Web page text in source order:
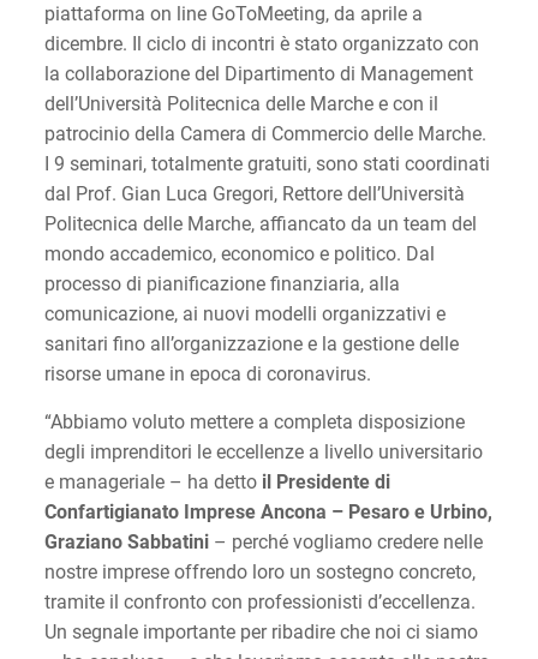
piattaforma on line GoToMeeting, da aprile a
dicembre. Il ciclo di incontri è stato organizzato con
la collaborazione del Dipartimento di Management
dell’Università Politecnica delle Marche e con il
patrocinio della Camera di Commercio delle Marche.
I 9 seminari, totalmente gratuiti, sono stati coordinati
dal Prof. Gian Luca Gregori, Rettore dell’Università
Politecnica delle Marche, affiancato da un team del
mondo accademico, economico e politico. Dal
processo di pianificazione finanziaria, alla
comunicazione, ai nuovi modelli organizzativi e
sanitari fino all’organizzazione e la gestione delle
risorse umane in epoca di coronavirus.
“Abbiamo voluto mettere a completa disposizione
degli imprenditori le eccellenze a livello universitario
e manageriale – ha detto il Presidente di
Confartigianato Imprese Ancona – Pesaro e Urbino,
Graziano Sabbatini– perché vogliamo credere nelle
nostre imprese offrendo loro un sostegno concreto,
tramite il confronto con professionisti d’eccellenza.
Un segnale importante per ribadire che noi ci siamo